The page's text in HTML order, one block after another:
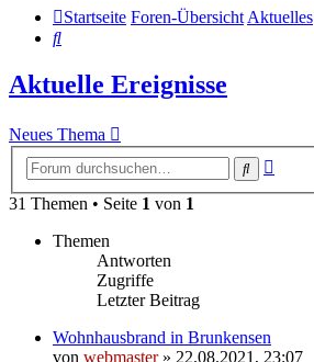
Startseite Foren-ÜbersichtAktuelles
Suche
Aktuelle Ereignisse
Neues Thema
Suche
31 Themen • Seite 1 von 1
Themen
Antworten
Zugriffe
Letzter Beitrag
Wohnhausbrand in Brunkensen
von webmaster» 22.08.2021, 23:07